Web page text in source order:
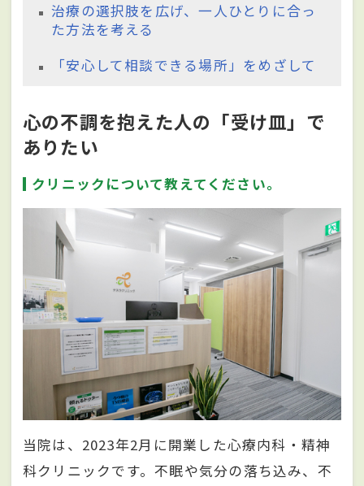
治療の選択肢を広げ、一人ひとりに合っ
た方法を考える
「安心して相談できる場所」をめざして
心の不調を抱えた人の「受け皿」で
ありたい
クリニックについて教えてください。
当院は、2023年2月に開業した心療内科・精神
科クリニックです。不眠や気分の落ち込み、不